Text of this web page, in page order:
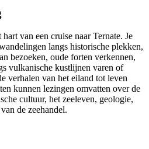
van een cruise naar Ternate. Je
langs historische plekken,
bezoeken, oude forten verkennen,
vulkanische kustlijnen varen of
verhalen van het eiland tot leven
kunnen lezingen omvatten over de
cultuur, het zeeleven, geologie,
de zeehandel.